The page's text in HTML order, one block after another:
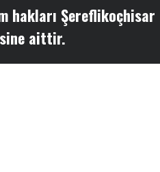
hakları Şereflikoçhisar
aittir.